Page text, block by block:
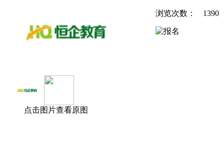
点击图片查看原图
浏览次数： 1390